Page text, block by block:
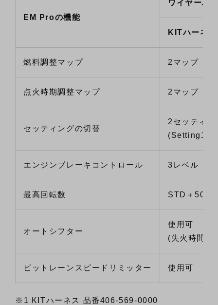
EM Proの機能
ワイヤーハ
KITハーネ
燃料調整マップ 2マップ
点火時期調整マップ 2マップ
セッティングの切替
2セッティ
(Setting1/
エンジンブレーキコントロール 3レベル
最高回転数 STD＋
オートシフター
使用可
(失火時間の
ピットレーンスピードリミッター 使用可
※1 KITハーネス 品番406-569-0000